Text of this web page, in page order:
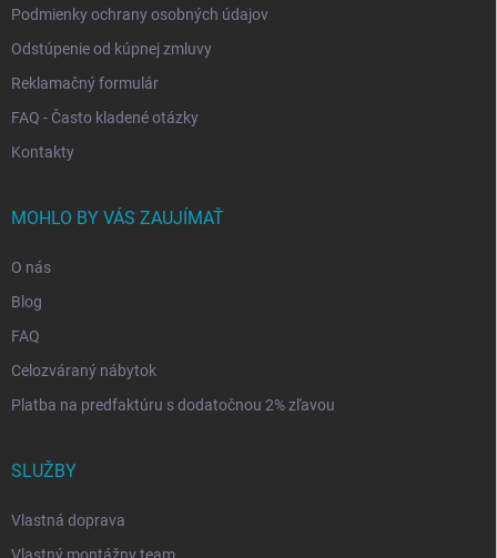
Podmienky ochrany osobných údajov
Odstúpenie od kúpnej zmluvy
Reklamačný formulár
FAQ - Často kladené otázky
Kontakty
MOHLO BY VÁS ZAUJÍMAŤ
O nás
Blog
FAQ
Celozváraný nábytok
Platba na predfaktúru s dodatočnou 2% zľavou
SLUŽBY
Vlastná doprava